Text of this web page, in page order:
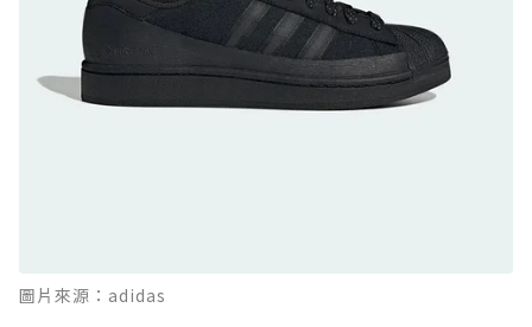
GORE-TEX：氮氣中底注入，回彈與防滑兼具的
全天候越野跑鞋
防水鞋推薦 11. On Cloudhorizon 2 WP：腳
感軟彈、搭載 Missiongrip™ 的防水輕越野鞋
Boot：馬汀首款雨靴登場，經典八孔加上全防
圖片來源：adidas